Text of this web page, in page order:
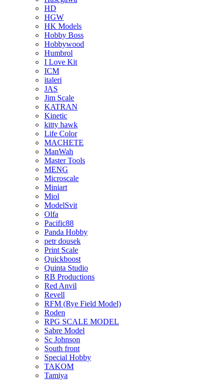
HD
HGW
HK Models
Hobby Boss
Hobbywood
Humbrol
I Love Kit
ICM
italeri
JAS
Jim Scale
KATRAN
Kinetic
kitty hawk
Life Color
MACHETE
ManWah
Master Tools
MENG
Microscale
Miniart
Miol
ModelSvit
Olfa
Pacific88
Panda Hobby
petr dousek
Print Scale
Quickboost
Quinta Studio
RB Productions
Red Anvil
Revell
RFM (Rye Field Model)
Roden
RPG SCALE MODEL
Sabre Model
Sc Johnson
South front
Special Hobby
TAKOM
Tamiya